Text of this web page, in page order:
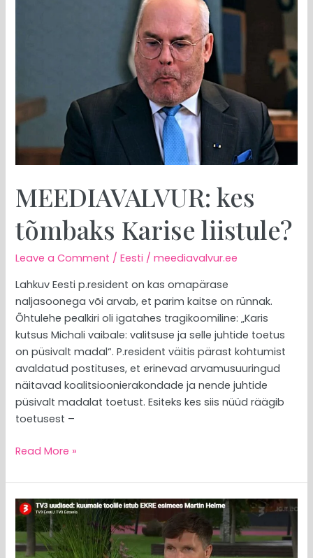
MEEDIAVALVUR: kes
tõmbaks Karise liistule?
Leave a Comment /Eesti /meediavalvur.ee
Lahkuv Eesti p.resident on kas omapärase
naljasoonega või arvab, et parim kaitse on rünnak.
Õhtulehe pealkiri oli igatahes tragikoomiline: „Karis
kutsus Michali vaibale: valitsuse ja selle juhtide toetus
on püsivalt madal“. P.resident väitis pärast kohtumist
avaldatud postituses, et erinevad arvamusuuringud
näitavad koalitsioonierakondade ja nende juhtide
püsivalt madalat toetust. Esiteks kes siis nüüd räägib
toetusest –
Read More »
MEEDIAVALVUR:
Trumpi
mäluhäda